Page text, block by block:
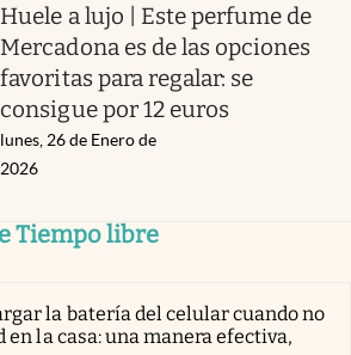
Huele a lujo | Este perfume de
Mercadona es de las opciones
favoritas para regalar: se
consigue por 12 euros
lunes, 26 de Enero de
2026
Tiempo libre
la batería del celular cuando no
la casa: una manera efectiva,